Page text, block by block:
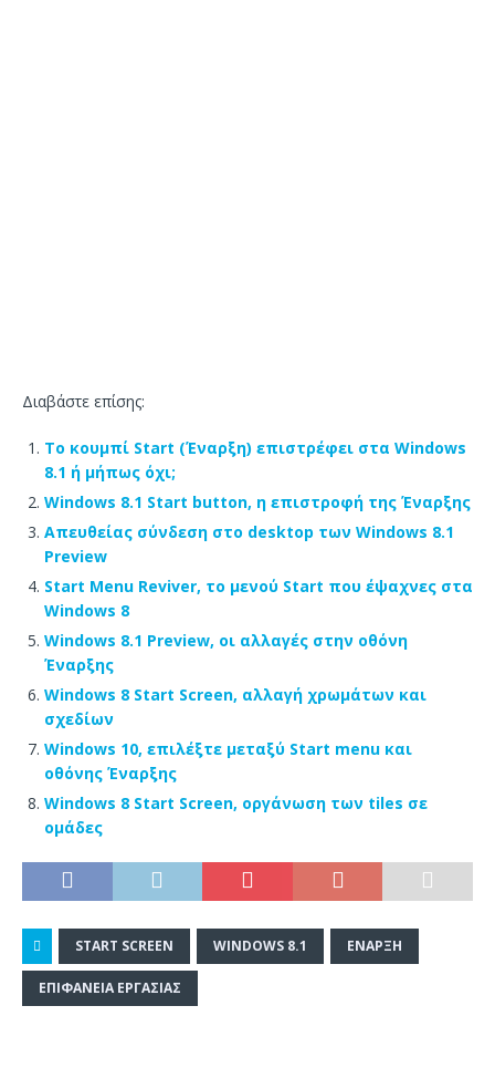
Διαβάστε επίσης:
Το κουμπί Start (Έναρξη) επιστρέφει στα Windows
8.1 ή μήπως όχι;
Windows 8.1 Start button, η επιστροφή της Έναρξης
Απευθείας σύνδεση στο desktop των Windows 8.1
Preview
Start Menu Reviver, το μενού Start που έψαχνες στα
Windows 8
Windows 8.1 Preview, οι αλλαγές στην οθόνη
Έναρξης
Windows 8 Start Screen, αλλαγή χρωμάτων και
σχεδίων
Windows 10, επιλέξτε μεταξύ Start menu και
οθόνης Έναρξης
Windows 8 Start Screen, οργάνωση των tiles σε
ομάδες
START SCREEN WINDOWS 8.1 ΈΝΑΡΞΗ
ΕΠΙΦΆΝΕΙΑ ΕΡΓΑΣΊΑΣ